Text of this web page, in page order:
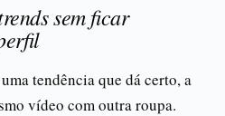
sem ficar
tendência que dá certo, a
vídeo com outra roupa.